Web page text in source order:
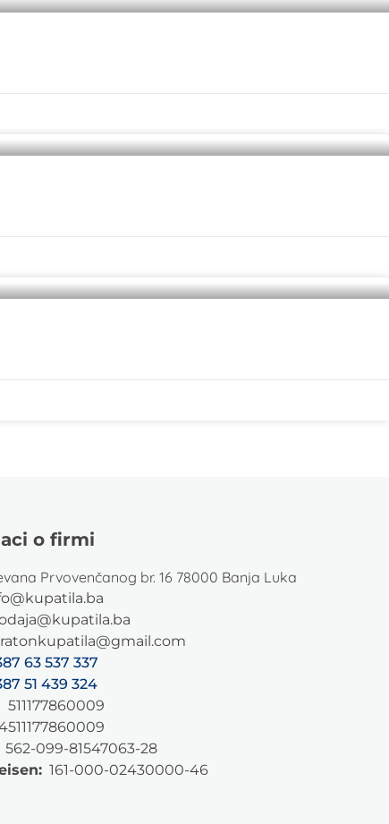
o firmi
Prvovenčanog br. 16 78000 Banja Luka
63 537 337
51 439 324
511177860009
099-81547063-28
161-000-02430000-46